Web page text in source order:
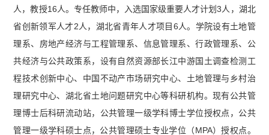
人，教授16人。专任教师中，入选国家级重要人才计划3人，湖北
省创新领军人才2人，湖北省青年人才项目6人。学院设有土地管
理系、房地产经济与工程管理系、信息管理系、行政管理系、公
共经济与公共政策系，设有自然资源部长江中游国土调查检测工
程技术创新中心、中国不动产市场研究中心、土地管理与乡村治
理研究中心、湖北省土地问题研究中心等科研机构。现有公共管
理博士后科研流动站，公共管理一级学科博士学位授权点，公共
管理一级学科硕士点，公共管理硕士专业学位（MPA）授权点。